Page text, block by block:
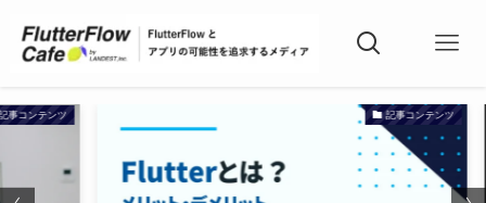
ンツ 記事コンテンツ